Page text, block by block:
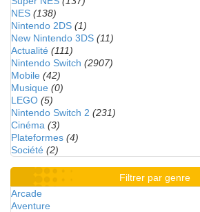
NES (138)
Nintendo 2DS (1)
New Nintendo 3DS (11)
Actualité (111)
Nintendo Switch (2907)
Mobile (42)
Musique (0)
LEGO (5)
Nintendo Switch 2 (231)
Cinéma (3)
Plateformes (4)
Société (2)
Filtrer par genre
Arcade
Aventure